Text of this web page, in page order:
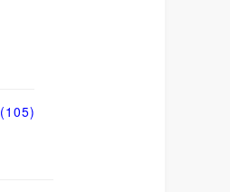
(105)